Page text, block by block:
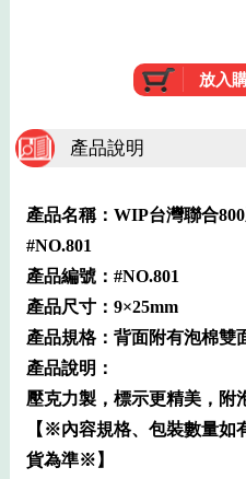
產品說明
產品名稱：WIP台灣聯合
#NO.801
產品編號：#NO.801
產品尺寸：9×25mm
產品規格：背面附有泡棉雙
產品說明：
壓克力製，標示更精美，附
【※內容規格、包裝數量如
貨為準※】